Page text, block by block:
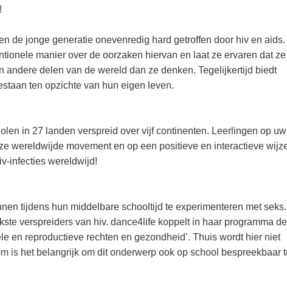
de jonge generatie onevenredig hard getroffen door hiv en aids.
manier over de oorzaken hiervan en laat ze ervaren dat ze
andere delen van de wereld dan ze denken. Tegelijkertijd biedt
ten opzichte van hun eigen leven.
in 27 landen verspreid over vijf continenten. Leerlingen op uw
wereldwijde movement en op een positieve en interactieve
infecties wereldwijd!
tijdens hun middelbare schooltijd te experimenteren met seks.
verspreiders van hiv. dance4life koppelt in haar programma de
en reproductieve rechten en gezondheid’. Thuis wordt hier niet
is het belangrijk om dit onderwerp ook op school bespreekbaar